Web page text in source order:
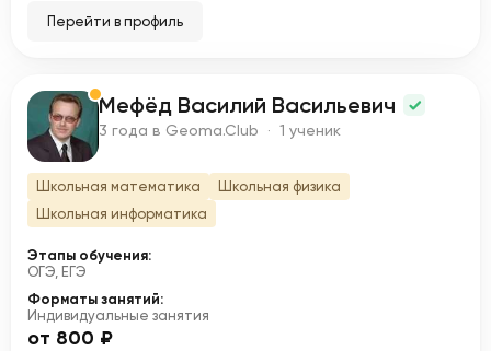
Перейти в профиль
М Мефёд Василий Васильевич
3 года в Geoma.Club · 1 ученик
Школьная математика
Школьная физика
Школьная информатика
Этапы обучения:
ОГЭ, ЕГЭ
Форматы занятий:
Индивидуальные занятия
от 800 ₽